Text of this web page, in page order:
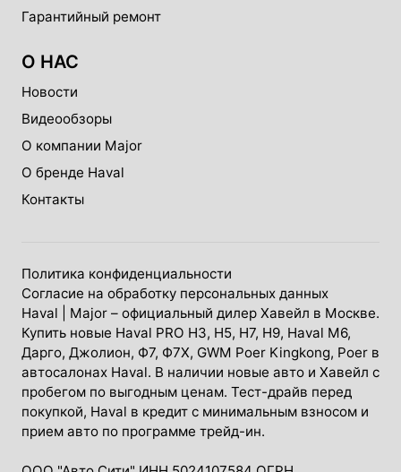
Гарантийный ремонт
О НАС
Новости
Видеообзоры
О компании Major
О бренде Haval
Контакты
Политика конфиденциальности
Согласие на обработку персональных данных
Haval | Major – официальный дилер Хавейл в Москве.
Купить новые Haval PRO H3, Н5, H7, Н9, Haval М6,
Дарго, Джолион, Ф7, Ф7Х, GWM Poer Kingkong, Poer в
автосалонах Haval. В наличии новые авто и Хавейл с
пробегом по выгодным ценам. Тест-драйв перед
покупкой, Haval в кредит с минимальным взносом и
прием авто по программе трейд-ин.